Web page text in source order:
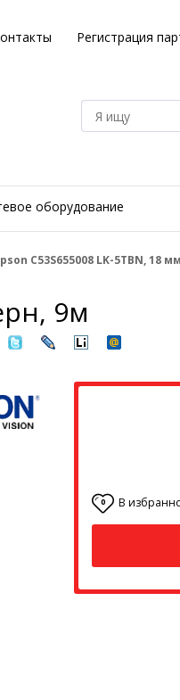
Регистрация
оборудование
C53S655008 LK-5TBN, 18
9м
0 В